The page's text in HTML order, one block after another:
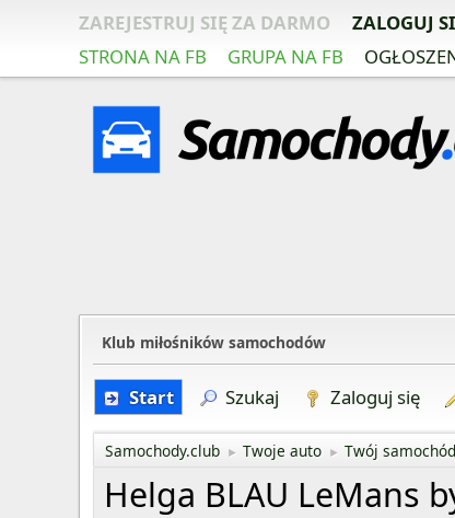
ZAREJESTRUJ SIĘ ZA DARMO
ZALOGUJ
STRONA NA FB
GRUPA NA FB
Klub miłośników samochodów
Start Szukaj Zaloguj się
Samochody.club ► Twoje auto ► Twój samochód
Helga BLAU LeMans